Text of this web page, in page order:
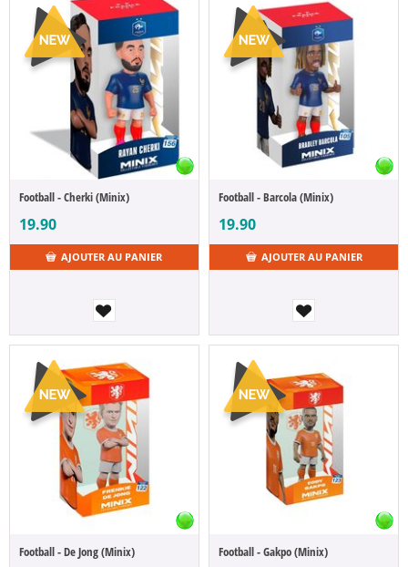
Football - Cherki (Minix)
19.90
AJOUTER AU PANIER
Football - Barcola (Minix)
19.90
AJOUTER AU PANIER
Football - De Jong (Minix) Football - Gakpo (Minix)